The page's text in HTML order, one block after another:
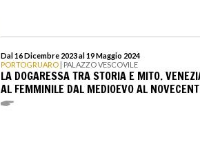
Dal 16 Dicembre 2023 al 19 Maggio 2024
PORTOGRUARO | PALAZZO VESCOVILE
LA DOGARESSA TRA STORIA E MITO.
AL FEMMINILE DAL MEDIOEVO AL